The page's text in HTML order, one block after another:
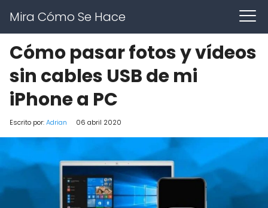
Mira Cómo Se Hace
Cómo pasar fotos y vídeos
sin cables USB de mi
iPhone a PC
Escrito por:Adrian 06 abril 2020